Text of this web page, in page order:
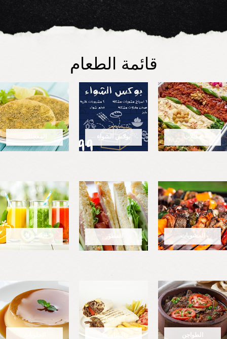
قائمة الطعام
مقبلات بوكس الشواء المعجنات
المشويات الفطور العصيرات
الطواجن الشاورما